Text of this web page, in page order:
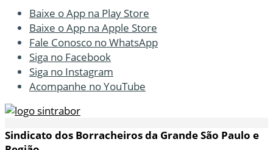
Baixe o App na Play Store
Baixe o App na Apple Store
Fale Conosco no WhatsApp
Siga no Facebook
Siga no Instagram
Acompanhe no YouTube
Sindicato dos Borracheiros da Grande São Paulo e